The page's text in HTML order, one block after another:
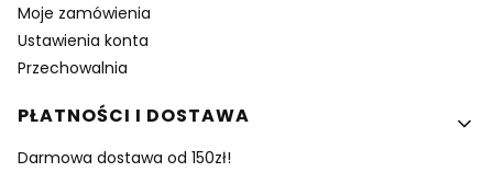
Moje zamówienia
Ustawienia konta
Przechowalnia
PŁATNOŚCI I DOSTAWA
Darmowa dostawa od 150zł!